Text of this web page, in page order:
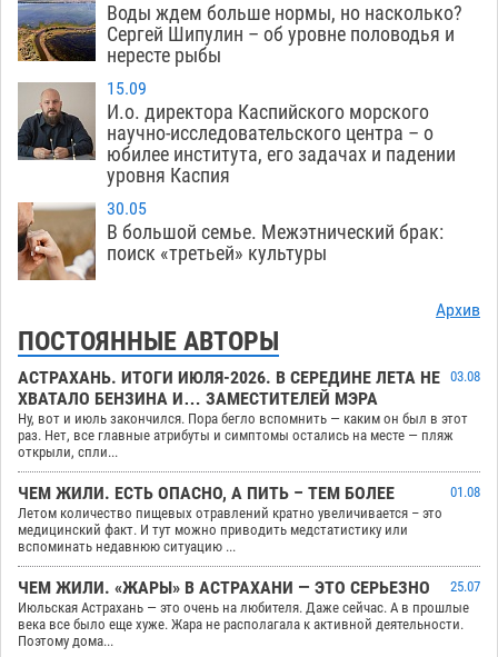
Воды ждем больше нормы, но насколько?
Сергей Шипулин – об уровне половодья и
нересте рыбы
15.09
И.о. директора Каспийского морского
научно-исследовательского центра – о
юбилее института, его задачах и падении
уровня Каспия
30.05
В большой семье. Межэтнический брак:
поиск «третьей» культуры
Архив
ПОСТОЯННЫЕ АВТОРЫ
АСТРАХАНЬ. ИТОГИ ИЮЛЯ-2026. В СЕРЕДИНЕ ЛЕТА НЕ
ХВАТАЛО БЕНЗИНА И… ЗАМЕСТИТЕЛЕЙ МЭРА
03.08
Ну, вот и июль закончился. Пора бегло вспомнить — каким он был в этот
раз. Нет, все главные атрибуты и симптомы остались на месте — пляж
открыли, спли...
ЧЕМ ЖИЛИ. ЕСТЬ ОПАСНО, А ПИТЬ – ТЕМ БОЛЕЕ
01.08
Летом количество пищевых отравлений кратно увеличивается – это
медицинский факт. И тут можно приводить медстатистику или
вспоминать недавнюю ситуацию ...
ЧЕМ ЖИЛИ. «ЖАРЫ» В АСТРАХАНИ — ЭТО СЕРЬЕЗНО
25.07
Июльская Астрахань — это очень на любителя. Даже сейчас. А в прошлые
века все было еще хуже. Жара не располагала к активной деятельности.
Поэтому дома...